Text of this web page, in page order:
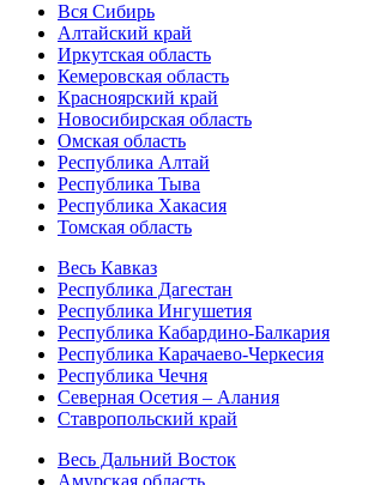
Вся Сибирь
Алтайский край
Иркутская область
Кемеровская область
Красноярский край
Новосибирская область
Омская область
Республика Алтай
Республика Тыва
Республика Хакасия
Томская область
Весь Кавказ
Республика Дагестан
Республика Ингушетия
Республика Кабардино-Балкария
Республика Карачаево-Черкесия
Республика Чечня
Северная Осетия – Алания
Ставропольский край
Весь Дальний Восток
Амурская область